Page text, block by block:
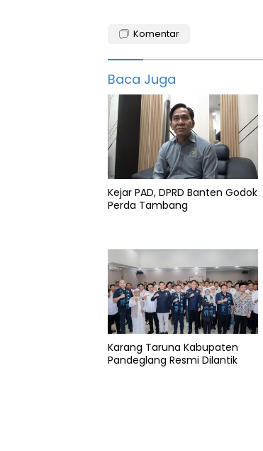
Info
serang
Kartu
islami
Madrasah
Komentar
Baca Juga
Kejar PAD, DPRD Banten Godok
Perda Tambang
Karang Taruna Kabupaten
Pandeglang Resmi Dilantik